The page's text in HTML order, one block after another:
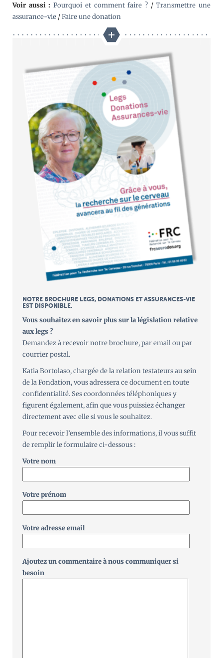
Voir aussi : Pourquoi et comment faire ?/Transmettre une
assurance-vie /Faire une donation
NOTRE BROCHURE LEGS, DONATIONS ET ASSURANCES-VIE
EST DISPONIBLE.
Vous souhaitez en savoir plus sur la législation relative
aux legs ?
Demandez à recevoir notre brochure, par email ou par
courrier postal.
Katia Bortolaso, chargée de la relation testateurs au sein
de la Fondation, vous adressera ce document en toute
confidentialité. Ses coordonnées téléphoniques y
figurent également, afin que vous puissiez échanger
directement avec elle si vous le souhaitez.
Pour recevoir l’ensemble des informations, il vous suffit
de remplir le formulaire ci-dessous :
Votre nom
Votre prénom
Votre adresse email
Ajoutez un commentaire à nous communiquer si
besoin